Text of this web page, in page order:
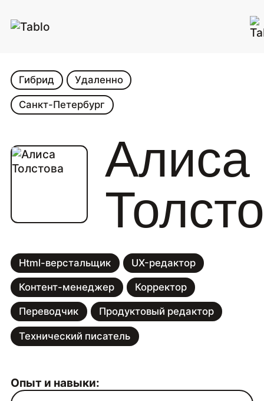
Алиса
Html-верстальщик UX-редактор
Контент-менеджер Корректор
Переводчик Продуктовый редактор
Технический писатель
Гибрид Удаленно
Санкт-Петербург
Опыт и навыки: